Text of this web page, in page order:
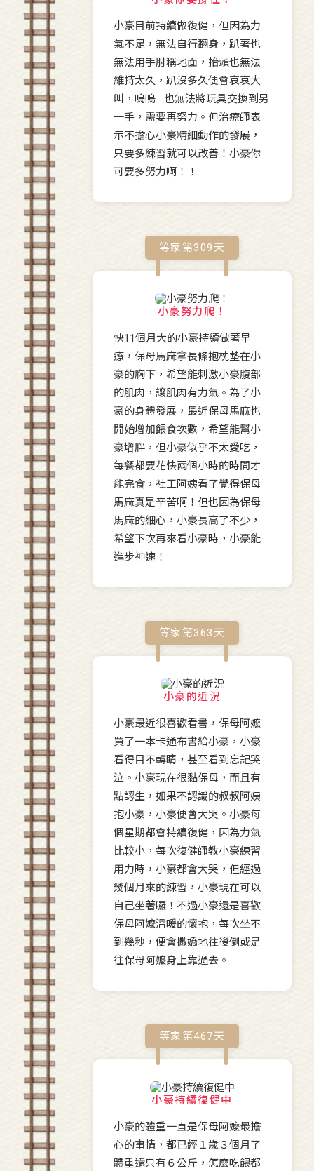
小豪目前持續做復健，但因為力
氣不足，無法自行翻身，趴著也
無法用手肘稱地面，抬頭也無法
維持太久，趴沒多久便會哀哀大
叫，嗚嗚....也無法將玩具交換到另
一手，需要再努力。但治療師表
示不擔心小豪精細動作的發展，
只要多練習就可以改善！小豪你
可要多努力啊！！
等家第309 天
小豪努力爬！
快11個月大的小豪持續做著早
療，保母馬麻拿長條抱枕墊在小
豪的胸下，希望能刺激小豪腹部
的肌肉，讓肌肉有力氣。為了小
豪的身體發展，最近保母馬麻也
開始增加餵食次數，希望能幫小
豪增胖，但小豪似乎不太愛吃，
每餐都要花快兩個小時的時間才
能完食，社工阿姨看了覺得保母
馬麻真是辛苦啊！但也因為保母
馬麻的細心，小豪長高了不少，
希望下次再來看小豪時，小豪能
進步神速！
等家第363 天
小豪的近況
小豪最近很喜歡看書，保母阿嬤
買了一本卡通布書給小豪，小豪
看得目不轉睛，甚至看到忘記哭
泣。小豪現在很黏保母，而且有
點認生，如果不認識的叔叔阿姨
抱小豪，小豪便會大哭。小豪每
個星期都會持續復健，因為力氣
比較小，每次復健師教小豪練習
用力時，小豪都會大哭，但經過
幾個月來的練習，小豪現在可以
自己坐著囉！不過小豪還是喜歡
保母阿嬤溫暖的懷抱，每次坐不
到幾秒，便會撒嬌地往後倒或是
往保母阿嬤身上靠過去。
等家第467天
小豪持續復健中
小豪的體重一直是保母阿嬤最擔
心的事情，都已經１歲３個月了
體重還只有６公斤，怎麼吃餵都